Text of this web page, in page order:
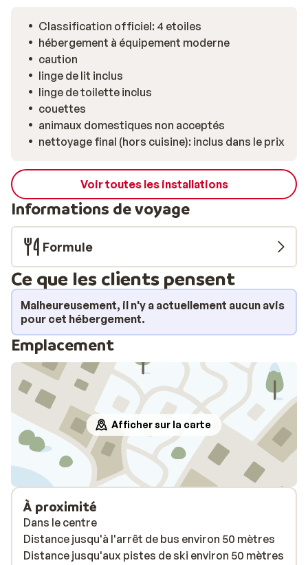
micro-ondes, lave-vaisselle, cafetière, ainsi qu’un lave-
linge et un sèche-linge. Après le ski, installez-vous sur
le canapé avec un chocolat chaud ou un bon verre de
vin, ou profitez de votre balcon pour admirer les toits
enneigés du village. Commerces, restaurants et école
de ski sont à deux pas, tout comme l’animation typique
de Valloire, ses ruelles charmantes et l’accès à plus de
160 km de pistes. Un choix parfait pour les familles et
groupes d’amis en quête de confort, de praticité et de
convivialité.
Classification officiel: 4 etoiles
hébergement à équipement moderne
caution
linge de lit inclus
linge de toilette inclus
couettes
animaux domestiques non acceptés
nettoyage final (hors cuisine): inclus dans le prix
Voir toutes les installations
Informations de voyage
Formule
Ce que les clients pensent
Malheureusement, il n'y a actuellement aucun avis
pour cet hébergement.
Emplacement
Afficher sur la carte
À proximité
Dans le centre
Distance jusqu'à l'arrêt de bus environ 50 mètres
Distance jusqu'aux pistes de ski environ 50 mètres